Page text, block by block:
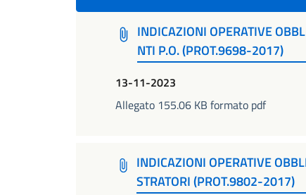
INDICAZIONI OPERATIVE
NTI P.O. (PROT.9698-2017)
13-11-2023
Allegato 155.06 KB formato pdf
INDICAZIONI OPERATIVE
STRATORI (PROT.9802-2017)